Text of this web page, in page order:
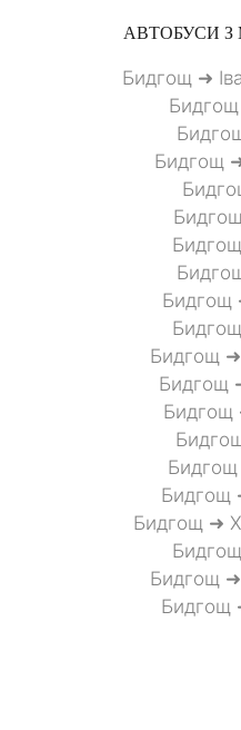
АВТОБУСИ З
Бидгощ ➜
Бидгощ
Бидгощ
Бидгощ ➜
Бидгощ
Бидгощ
Бидгощ
Бидгощ ➜
Бидгощ
Бидгощ